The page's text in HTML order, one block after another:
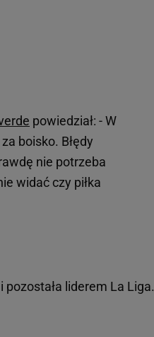
powiedział: - W
boisko. Błędy
nie potrzeba
widać czy piłka
pozostała liderem La Liga.